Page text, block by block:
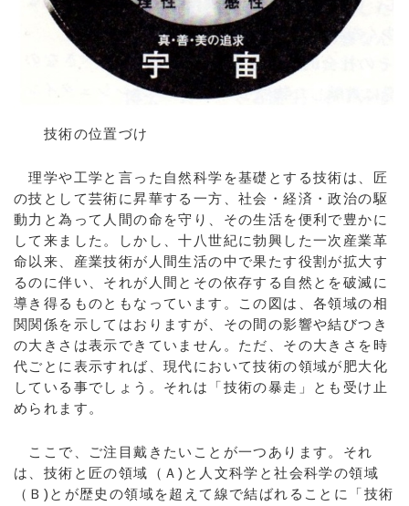
技術の位置づけ
理学や工学と言った自然科学を基礎とする技術は、匠
の技として芸術に昇華する一方、社会・経済・政治の駆
動力と為って人間の命を守り、その生活を便利で豊かに
して来ました。しかし、十八世紀に勃興した一次産業革
命以来、産業技術が人間生活の中で果たす役割が拡大す
るのに伴い、それが人間とその依存する自然とを破滅に
導き得るものともなっています。この図は、各領域の相
関関係を示してはおりますが、その間の影響や結びつき
の大きさは表示できていません。ただ、その大きさを時
代ごとに表示すれば、現代において技術の領域が肥大化
している事でしょう。それは「技術の暴走」とも受け止
められます。
ここで、ご注目戴きたいことが一つあります。それ
は、技術と匠の領域（Ａ)と人文科学と社会科学の領域
（Ｂ)とが歴史の領域を超えて線で結ばれることに「技術